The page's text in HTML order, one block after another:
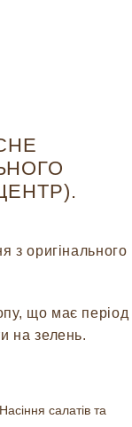
з оригінального
що має період
на зелень.
Насіння салатів та